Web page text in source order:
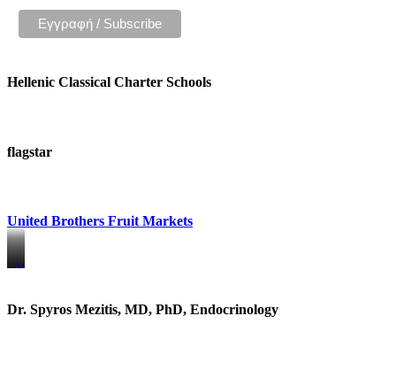
Hellenic Classical Charter Schools
flagstar
United Brothers Fruit Markets
https://www.unitedbrothersfruitmarkets.com/
https://www.unitedbrothersfruitmarkets.com/
Dr. Spyros Mezitis, MD, PhD, Endocrinology